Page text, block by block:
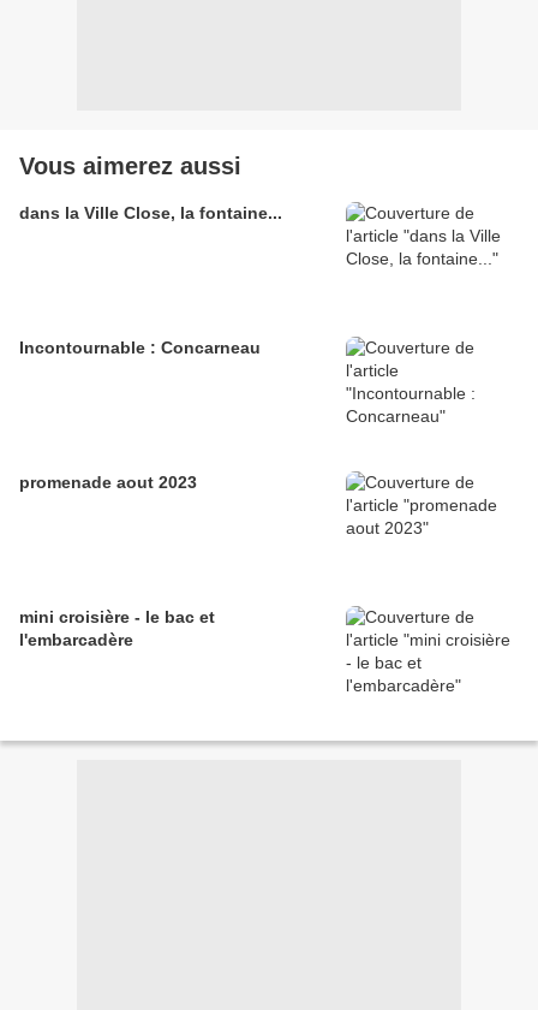
Vous aimerez aussi
dans la Ville Close, la fontaine...
Incontournable : Concarneau
promenade aout 2023
mini croisière - le bac et
l'embarcadère